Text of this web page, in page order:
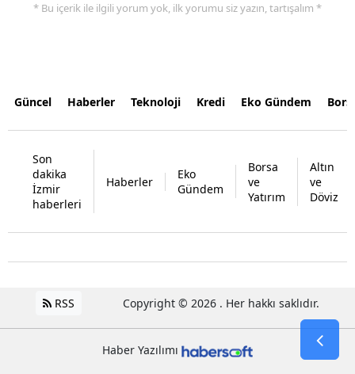
* Bu içerik ile ilgili yorum yok, ilk yorumu siz yazın, tartışalım *
Güncel Haberler Teknoloji Kredi Eko Gündem
Son
dakika
İzmir
haberleri
Haberler
Eko
Gündem
Borsa
ve
Yatırım
Altın
ve
Döviz
RSS Copyright © 2026 . Her hakkı saklıdır.
Haber Yazılımı